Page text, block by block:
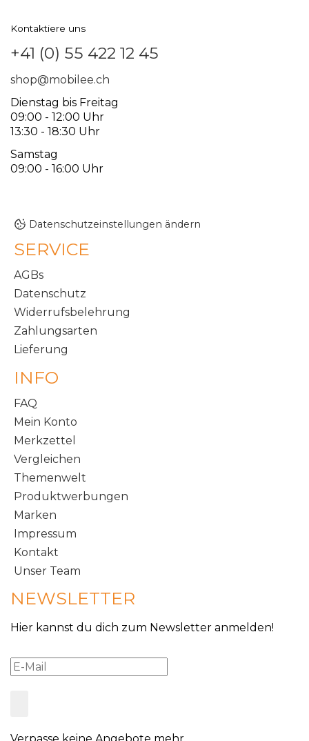
Kontaktiere uns
+41 (0) 55 422 12 45
shop@mobilee.ch
Dienstag bis Freitag
09:00 - 12:00 Uhr
13:30 - 18:30 Uhr
Samstag
09:00 - 16:00 Uhr
Datenschutzeinstellungen ändern
SERVICE
AGBs
Datenschutz
Widerrufsbelehrung
Zahlungsarten
Lieferung
INFO
FAQ
Mein Konto
Merkzettel
Vergleichen
Themenwelt
Produktwerbungen
Marken
Impressum
Kontakt
Unser Team
NEWSLETTER
Hier kannst du dich zum Newsletter anmelden!